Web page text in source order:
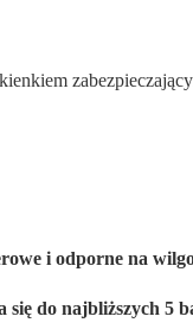
i odporne na
do najbliższych 5